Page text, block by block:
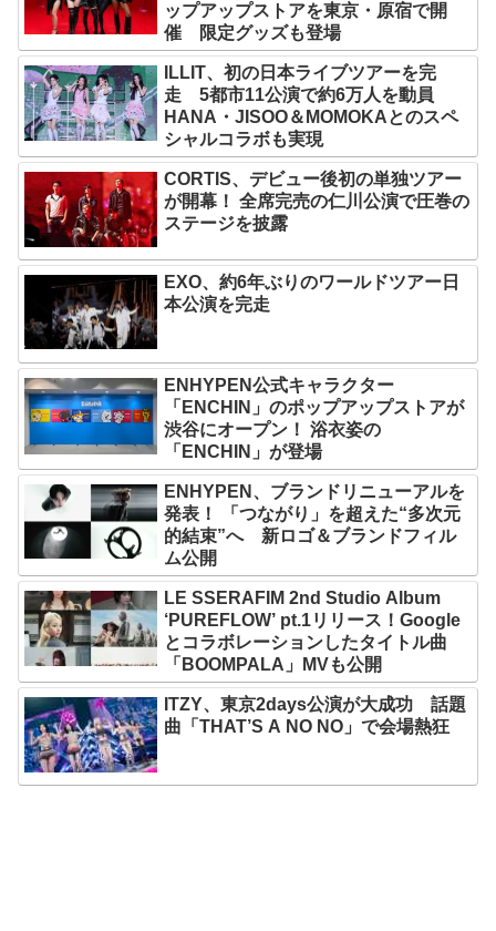
ップアップストアを東京・原宿で開
催 限定グッズも登場
ILLIT、初の日本ライブツアーを完
走 5都市11公演で約6万人を動員
HANA・JISOO＆MOMOKAとのスペ
シャルコラボも実現
CORTIS、デビュー後初の単独ツアー
が開幕！ 全席完売の仁川公演で圧巻の
ステージを披露
EXO、約6年ぶりのワールドツアー日
本公演を完走
ENHYPEN公式キャラクター
「ENCHIN」のポップアップストアが
渋谷にオープン！ 浴衣姿の
「ENCHIN」が登場
ENHYPEN、ブランドリニューアルを
発表！ 「つながり」を超えた“多次元
的結束”へ 新ロゴ＆ブランドフィル
ム公開
LE SSERAFIM 2nd Studio Album
‘PUREFLOW’ pt.1リリース！Google
とコラボレーションしたタイトル曲
「BOOMPALA」MVも公開
ITZY、東京2days公演が大成功 話題
曲「THAT’S A NO NO」で会場熱狂